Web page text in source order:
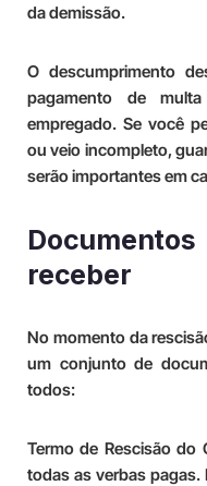
da demissão.
O descumprimento
pagamento de
empregado. Se você
ou veio incompleto,
serão importantes em
receber
No momento da
um conjunto de
todos:
Termo de Rescisão do
todas as verbas pagas.